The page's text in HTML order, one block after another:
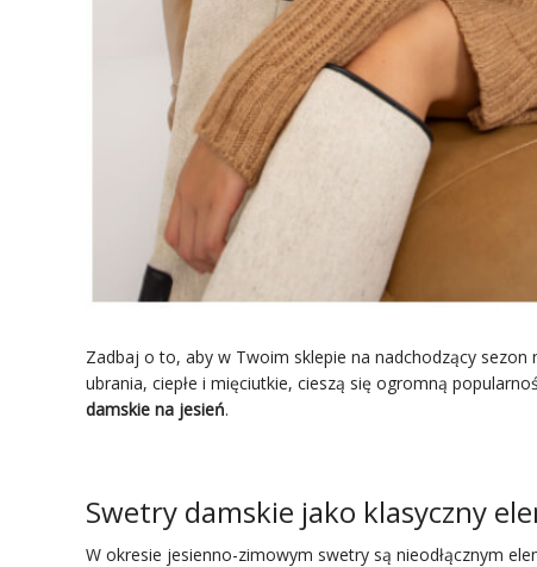
Zadbaj o to, aby w Twoim sklepie na nadchodzący
ubrania, ciepłe i mięciutkie, cieszą się ogromną
damskie na jesień.
Swetry damskie jako klasyczny
W okresie jesienno-zimowym swetry są nieodłącznym